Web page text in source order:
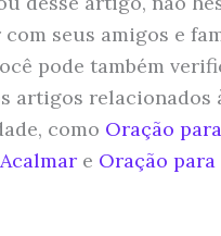
seus amigos e
pode também
artigos relacionados
como Oração
e Oração para